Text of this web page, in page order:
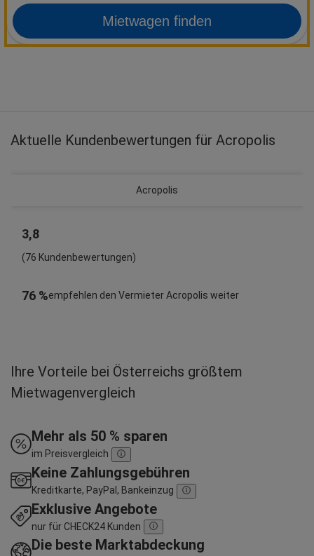
Mietwagen finden
Aktuelle Kundenbewertungen für Acropolis
Acropolis
3,8
(76 Kundenbewertungen)
76 %empfehlen den Vermieter Acropolis weiter
Ihre Vorteile bei Österreichs größtem
Mietwagenvergleich
Mehr als 50 % sparen
im Preisvergleich
Keine Zahlungsgebühren
Kreditkarte, PayPal, Bankeinzug
Exklusive Angebote
nur für CHECK24 Kunden
Die beste Marktabdeckung